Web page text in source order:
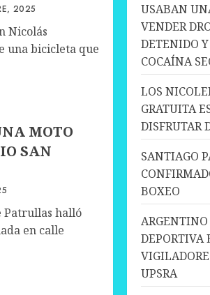
2025
Nicolás
una bicicleta que
MOTO
SAN
Patrullas halló
en calle
USABAN
VENDER
DETENIDO
COCAÍNA
LOS
GRATUITA
DISFRUTAR
SANTIAGO
BOXEO
ARGENTINO
DEPORTIVA
UPSRA